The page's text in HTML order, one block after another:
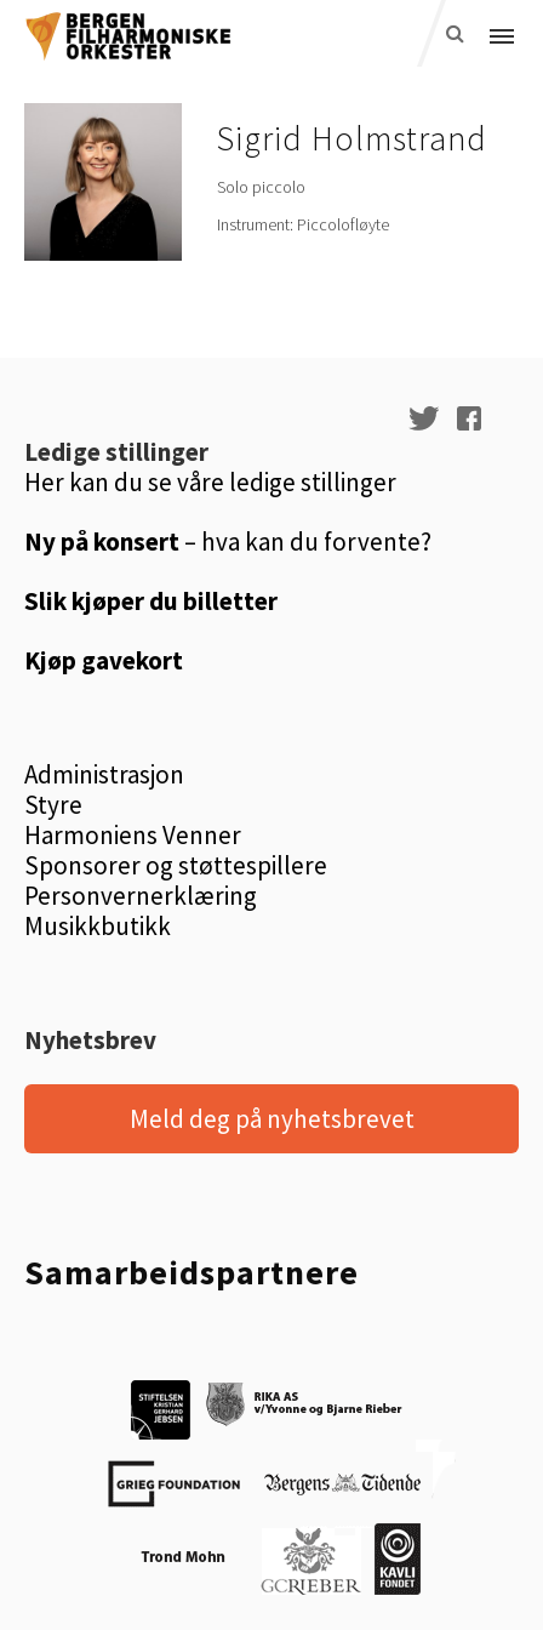
Sigrid Holmstrand
Solo piccolo
Instrument: Piccolofløyte
Ledige stillinger
Her kan du se våre ledige stillinger
Ny på konsert– hva kan du forvente?
Slik kjøper du billetter
Kjøp gavekort
Administrasjon
Styre
Harmoniens Venner
Sponsorer og støttespillere
Personvernerklæring
Musikkbutikk
Nyhetsbrev
Meld deg på nyhetsbrevet
Samarbeidspartnere